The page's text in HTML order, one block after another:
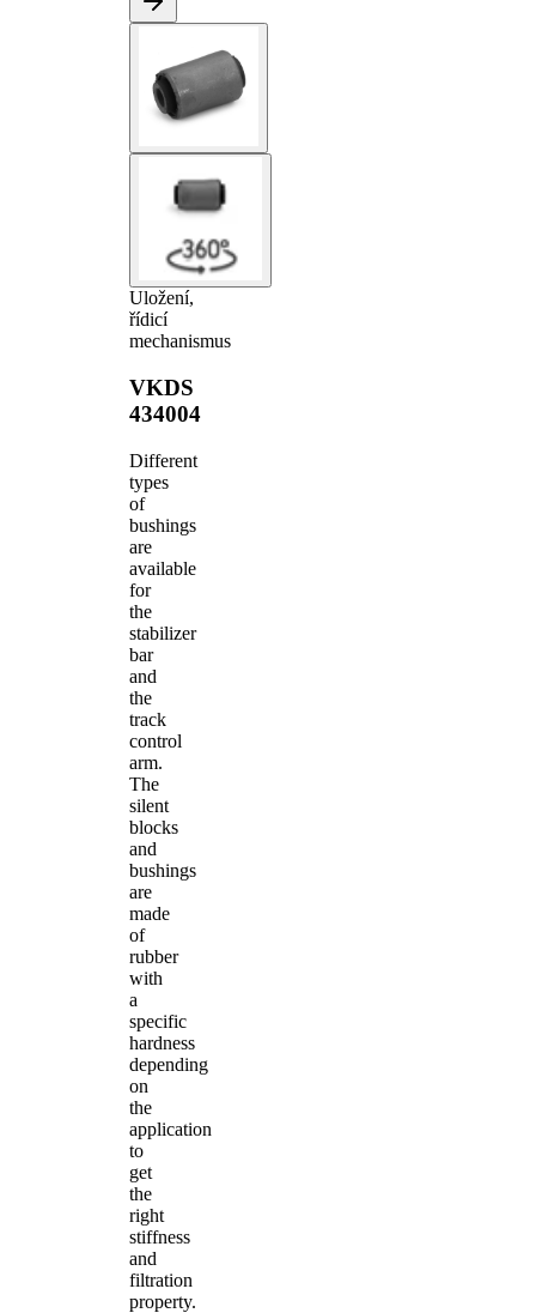
Uložení,
řídicí
mechanismus
VKDS
434004
Different
types
of
bushings
are
available
for
the
stabilizer
bar
and
the
track
control
arm.
The
silent
blocks
and
bushings
are
made
of
rubber
with
a
specific
hardness
depending
on
the
application
to
get
the
right
stiffness
and
filtration
property.